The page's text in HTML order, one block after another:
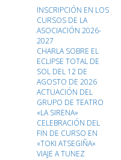
INSCRIPCIÓN EN LOS
CURSOS DE LA
ASOCIACIÓN 2026-
2027
CHARLA SOBRE EL
ECLIPSE TOTAL DE
SOL DEL 12 DE
AGOSTO DE 2026
ACTUACIÓN DEL
GRUPO DE TEATRO
«LA SIRENA»
CELEBRACIÓN DEL
FIN DE CURSO EN
«TOKI ATSEGIÑA»
VIAJE A TUNEZ